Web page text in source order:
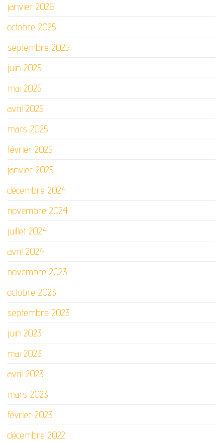
janvier 2026
octobre 2025
septembre 2025
juin 2025
mai 2025
avril 2025
mars 2025
février 2025
janvier 2025
décembre 2024
novembre 2024
juillet 2024
avril 2024
novembre 2023
octobre 2023
septembre 2023
juin 2023
mai 2023
avril 2023
mars 2023
février 2023
décembre 2022